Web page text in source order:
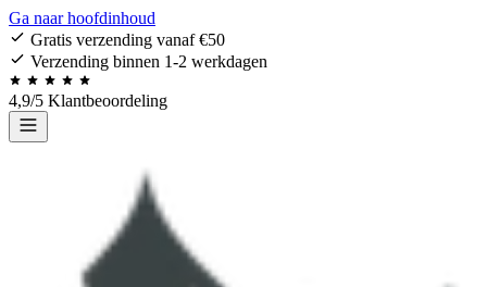
Ga naar hoofdinhoud
Gratis verzending vanaf €50
Verzending binnen 1-2 werkdagen
4,9/5 Klantbeoordeling